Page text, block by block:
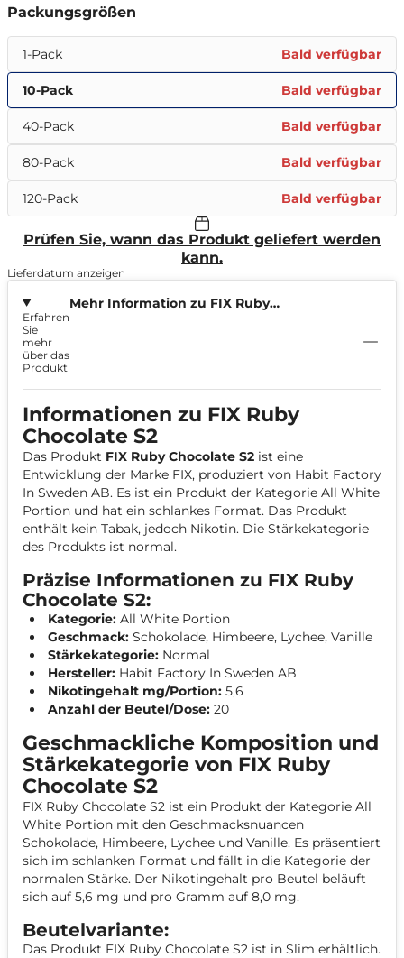
Packungsgrößen
1-Pack Bald verfügbar
10-Pack Bald verfügbar
40-Pack Bald verfügbar
80-Pack Bald verfügbar
120-Pack Bald verfügbar
Prüfen Sie, wann das Produkt geliefert werden
kann.
Lieferdatum anzeigen
Mehr Information zu FIX Ruby
Erfahren
Sie
mehr
über das
Produkt
Informationen zu FIX Ruby
Chocolate S2
Das Produkt FIX Ruby Chocolate S2 ist eine
Entwicklung der Marke FIX, produziert von Habit Factory
In Sweden AB. Es ist ein Produkt der Kategorie All White
Portion und hat ein schlankes Format. Das Produkt
enthält kein Tabak, jedoch Nikotin. Die Stärkekategorie
des Produkts ist normal.
Präzise Informationen zu FIX Ruby
Chocolate S2:
Kategorie: All White Portion
Geschmack: Schokolade, Himbeere, Lychee, Vanille
Stärkekategorie: Normal
Hersteller: Habit Factory In Sweden AB
Nikotingehalt mg/Portion: 5,6
Anzahl der Beutel/Dose: 20
Geschmackliche Komposition und
Stärkekategorie von FIX Ruby
Chocolate S2
FIX Ruby Chocolate S2 ist ein Produkt der Kategorie All
White Portion mit den Geschmacksnuancen
Schokolade, Himbeere, Lychee und Vanille. Es präsentiert
sich im schlanken Format und fällt in die Kategorie der
normalen Stärke. Der Nikotingehalt pro Beutel beläuft
sich auf 5,6 mg und pro Gramm auf 8,0 mg.
Beutelvariante:
Das Produkt FIX Ruby Chocolate S2 ist in Slim erhältlich.